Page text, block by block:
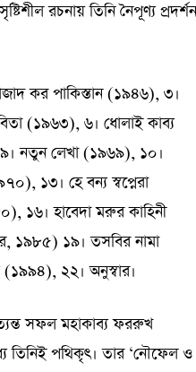
রচনায় তিনি নৈপূণ্য প্রদর্শন
কর পাকিস্তান (১৯৪৬), ৩।
(১৯৬৩), ৬। ধোলাই কাব্য
নতুন লেখা (১৯৬৯), ১০।
১৩। হে বন্য স্বপ্নেরা
১৬। হাবেদা মরুর কাহিনী
১৯৮৫) ১৯। তসবির নামা
২২। অনুস্বার।
সফল মহাকাব্য ফররুখ
তিনিই পথিকৃৎ। তার ‘নৌফেল ও